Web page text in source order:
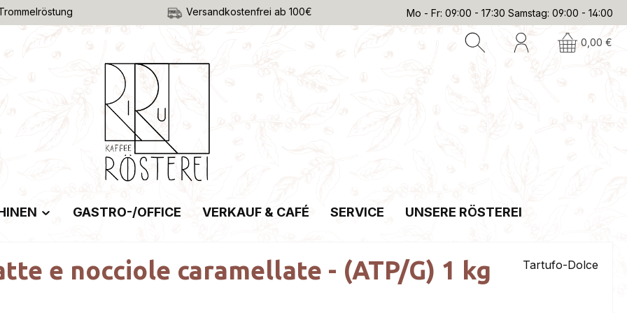
Versandkostenfrei ab 100€ Mo - Fr: 09:00 - 17:30 Samstag: 09:00 - 14:00
0,00 €
GASTRO-/OFFICE VERKAUF & CAFÉ SERVICE UNSERE RÖSTEREI
e nocciole caramellate - (ATP/G) 1 kg Tartufo-Dolce